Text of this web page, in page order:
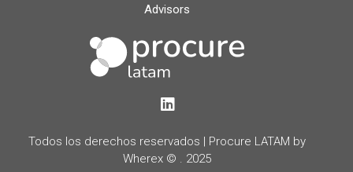
Advisors
LinkedIn
Todos los derechos reservados | Procure LATAM by
Wherex © . 2025